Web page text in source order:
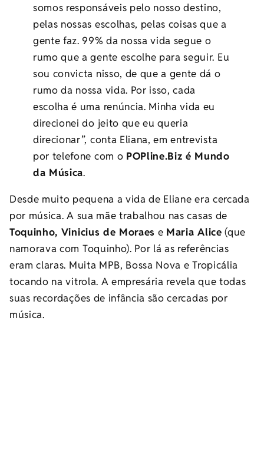
somos responsáveis pelo nosso destino,
pelas nossas escolhas, pelas coisas que a
gente faz. 99% da nossa vida segue o
rumo que a gente escolhe para seguir. Eu
sou convicta nisso, de que a gente dá o
rumo da nossa vida. Por isso, cada
escolha é uma renúncia. Minha vida eu
direcionei do jeito que eu queria
direcionar”, conta Eliana, em entrevista
por telefone com o POPline.Biz é Mundo
da Música.
Desde muito pequena a vida de Eliane era cercada
por música. A sua mãe trabalhou nas casas de
Toquinho, Vinicius de Moraes e Maria Alice (que
namorava com Toquinho). Por lá as referências
eram claras. Muita MPB, Bossa Nova e Tropicália
tocando na vitrola. A empresária revela que todas
suas recordações de infância são cercadas por
música.